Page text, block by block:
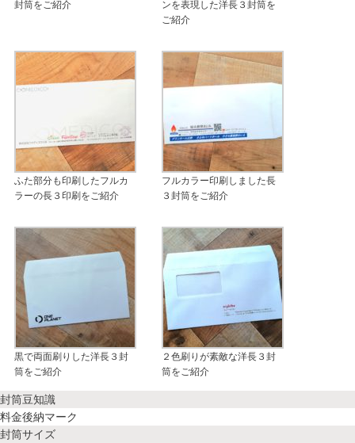
封筒をご紹介
ンを表現した洋長３封筒を
ご紹介
ふた部分も印刷したフルカ
ラーの長３印刷をご紹介
フルカラー印刷しました長
３封筒をご紹介
黒で両面刷りした洋長３封
筒をご紹介
２色刷りが素敵な洋長３封
筒をご紹介
封筒豆知識
料金後納マーク
封筒サイズ